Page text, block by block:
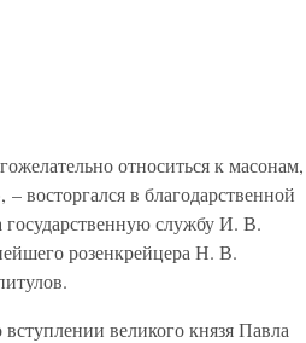
относиться к масонам,
восторгался в благодарственной
службу И. В.
розенкрейцера Н. В.
великого князя Павла